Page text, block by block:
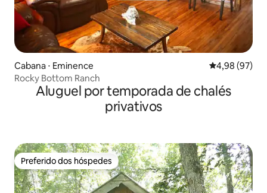
Cabana ⋅ Eminence 4,98 de uma
4,98 (97)
Rocky Bottom Ranch
Aluguel por temporada de chalés
privativos
Preferido dos hóspedes
Preferido dos hóspedes